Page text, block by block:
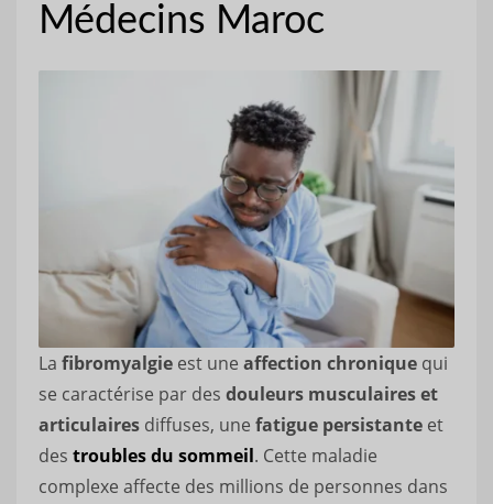
Médecins Maroc
La fibromyalgie est une affection chronique qui
se caractérise par des douleurs musculaires et
articulaires diffuses, une fatigue persistante et
des troubles du sommeil. Cette maladie
complexe affecte des millions de personnes dans